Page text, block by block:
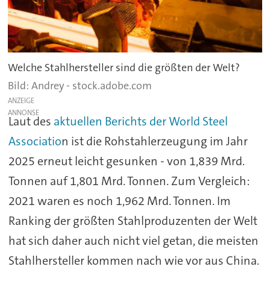
Welche Stahlhersteller sind die größten der Welt?
Andrey - stock.adobe.com
ANZEIGE
Laut des aktuellen Berichts der World Steel
Association ist die Rohstahlerzeugung im Jahr
2025 erneut leicht gesunken - von 1,839 Mrd.
Tonnen auf 1,801 Mrd. Tonnen. Zum Vergleich:
2021 waren es noch 1,962 Mrd. Tonnen. Im
Ranking der größten Stahlproduzenten der Welt
hat sich daher auch nicht viel getan, die meisten
Stahlhersteller kommen nach wie vor aus China.